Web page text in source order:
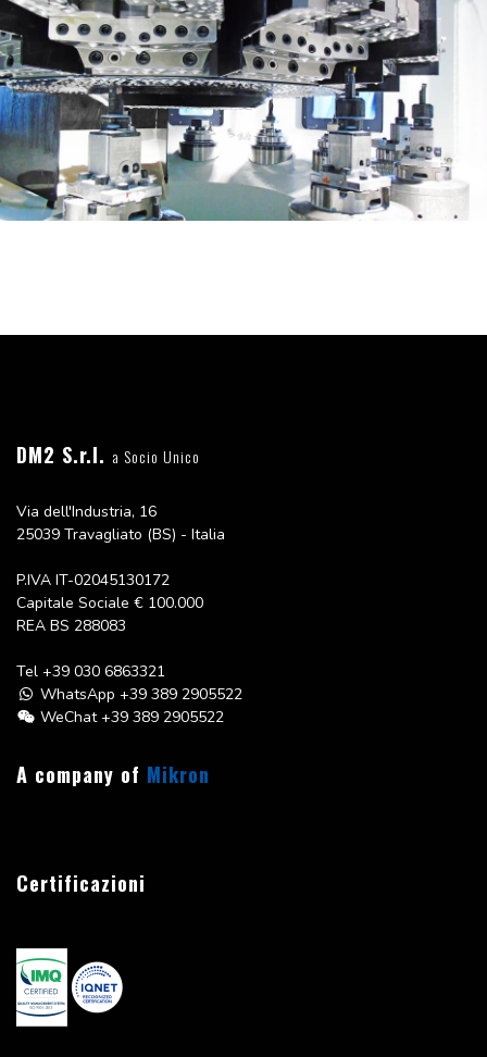
DM2 S.r.l. a Socio Unico
Via dell'Industria, 16
25039 Travagliato (BS) - Italia
P.IVA IT-02045130172
Capitale Sociale € 100.000
REA BS 288083
Tel +39 030 6863321
WhatsApp +39 389 2905522
WeChat +39 389 2905522
A company of Mikron
Certificazioni